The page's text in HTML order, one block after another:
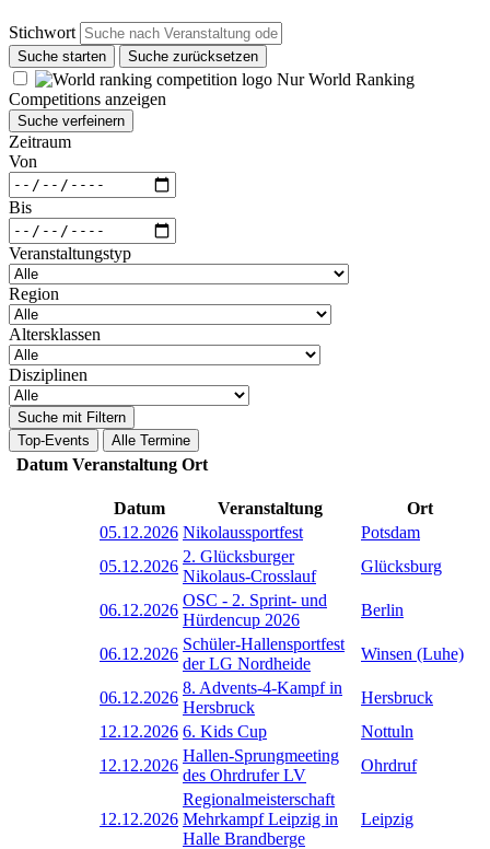
Stichwort
Suche starten Suche zurücksetzen
Nur World Ranking
Competitions anzeigen
Suche verfeinern
Zeitraum
Von
Bis
Veranstaltungstyp
Region
Altersklassen
Disziplinen
Suche mit Filtern
Top-Events
Alle Termine
Datum Veranstaltung Ort
Datum Veranstaltung
Ort
05.12.2026 Nikolaussportfest
Potsdam
05.12.2026
2. Glücksburger
Nikolaus-Crosslauf
Glücksburg
06.12.2026
OSC - 2. Sprint- und
Hürdencup 2026
Berlin
06.12.2026
Schüler-Hallensportfest
der LG Nordheide
Winsen (Luhe)
06.12.2026
8. Advents-4-Kampf in
Hersbruck
Hersbruck
12.12.2026 6. Kids Cup
Nottuln
12.12.2026
Hallen-Sprungmeeting
des Ohrdrufer LV
Ohrdruf
12.12.2026
Regionalmeisterschaft
Mehrkampf Leipzig in
Halle Brandberge
Leipzig